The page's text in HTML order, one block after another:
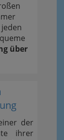
über
der
ihrer